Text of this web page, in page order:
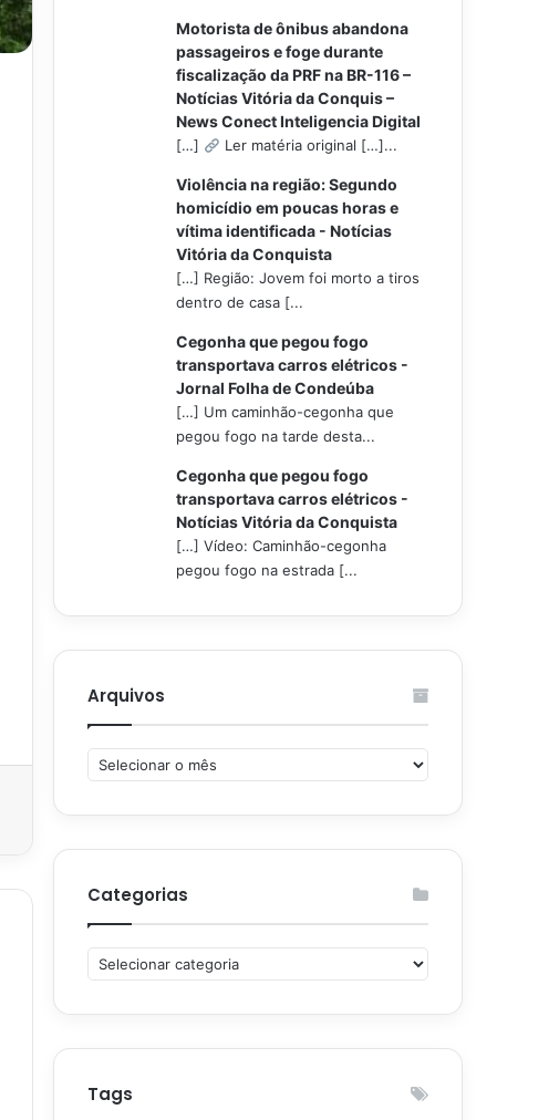
Motorista de ônibus abandona
passageiros e foge durante
fiscalização da PRF na BR-116 –
Notícias Vitória da Conquis –
News Conect Inteligencia Digital
[…] Ler matéria original […]...
Violência na região: Segundo
homicídio em poucas horas e
vítima identificada - Notícias
Vitória da Conquista
[…] Região: Jovem foi morto a tiros
dentro de casa [...
Cegonha que pegou fogo
transportava carros elétricos -
Jornal Folha de Condeúba
[…] Um caminhão-cegonha que
pegou fogo na tarde desta...
Cegonha que pegou fogo
transportava carros elétricos -
Notícias Vitória da Conquista
[…] Vídeo: Caminhão-cegonha
pegou fogo na estrada [...
Arquivos
Arquivos
Categorias
Categorias
Tags